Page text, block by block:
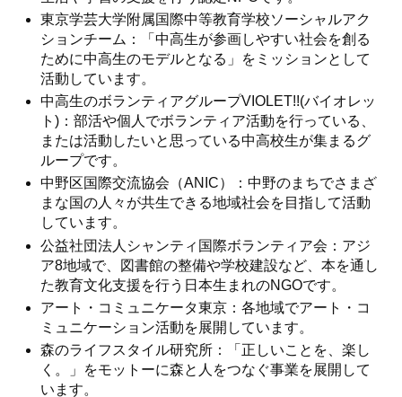
東京学芸大学附属国際中等教育学校ソーシャルアク
ションチーム：「中高生が参画しやすい社会を創る
ために中高生のモデルとなる」をミッションとして
活動しています。
中高生のボランティアグループVIOLET!!(バイオレッ
ト)：部活や個人でボランティア活動を行っている、
または活動したいと思っている中高校生が集まるグ
ループです。
中野区国際交流協会（ANIC）：中野のまちでさまざ
まな国の人々が共生できる地域社会を目指して活動
しています。
公益社団法人シャンティ国際ボランティア会：アジ
ア8地域で、図書館の整備や学校建設など、本を通し
た教育文化支援を行う日本生まれのNGOです。
アート・コミュニケータ東京：各地域でアート・コ
ミュニケーション活動を展開しています。
森のライフスタイル研究所：「正しいことを、楽し
く。」をモットーに森と人をつなぐ事業を展開して
います。